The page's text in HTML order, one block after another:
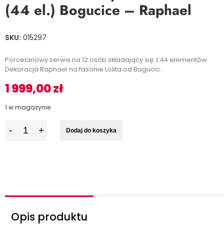
(44 el.) Bogucice – Raphael
SKU: 015297
Porcelanowy serwis na 12 osób składający się z 44 elementów.
Dekoracja Raphael na fasonie Lolita od Bogucic.
1 999,00zł
1 w magazynie
Dodaj do koszyka
Opis produktu